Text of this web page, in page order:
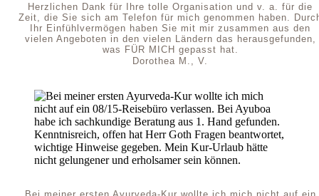
Herzlichen Dank für Ihre tolle Organisation und v. a. für die
Zeit, die Sie sich am Telefon für mich genommen haben.
Ihr Einfühlvermögen haben Sie mit mir zusammen aus den
vielen Angeboten in den vielen Ländern das herausgefunden,
was FÜR MICH gepasst hat.
Dorothea M., V.